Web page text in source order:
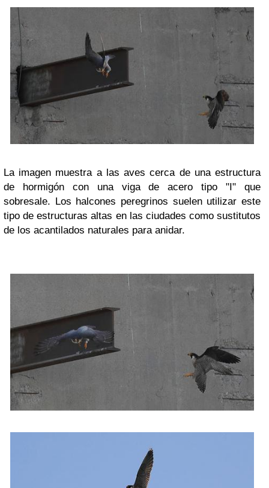
La imagen muestra a las aves cerca de una estructura
de hormigón con una viga de acero tipo "I" que
sobresale. Los halcones peregrinos suelen utilizar este
tipo de estructuras altas en las ciudades como sustitutos
de los acantilados naturales para anidar.